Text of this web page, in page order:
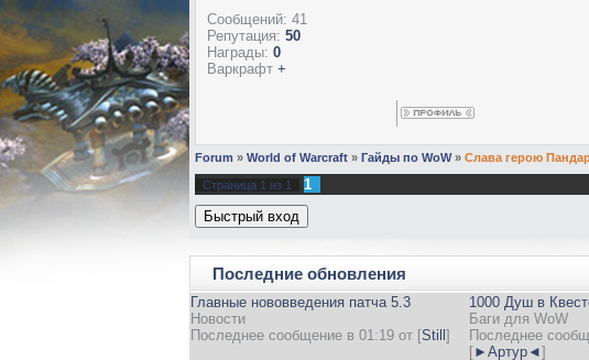
Сообщений: 41
Репутация: 50
Награды: 0
Варкрафт +
Forum » World of Warcraft » Гайды по WoW » Слава герою
Страница 1 из 1
1
Последние обновления
Главные нововведения патча 5.3
Новости
Последнее сообщение в 01:19 от [Still ]
1000 Душ в
Баги для WoW
Последнее
[►Артур◄]